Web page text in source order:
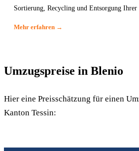
Sortierung, Recycling und Entsorgung Ihrer
Mehr erfahren →
Umzugspreise in Blenio
Hier eine Preisschätzung für einen
Kanton Tessin: